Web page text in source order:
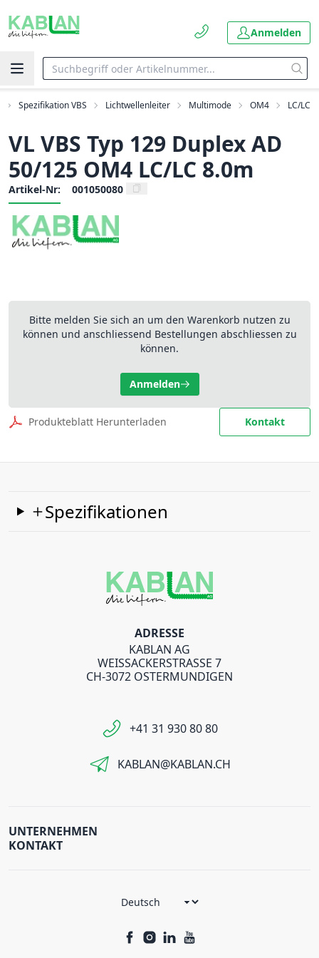
Anmelden
Spezifikation VBS Lichtwellenleiter Multimode OM4 LC/LC
VL VBS Typ 129 Duplex AD
50/125 OM4 LC/LC 8.0m
Artikel-Nr: 001050080
Bitte melden Sie sich an um den Warenkorb nutzen zu
können und anschliessend Bestellungen abschliessen zu
können.
Anmelden
Produkteblatt Herunterladen Kontakt
Spezifikationen
ADRESSE
KABLAN AG
WEISSACKERSTRASSE 7
CH-3072 OSTERMUNDIGEN
+41 31 930 80 80
KABLAN@KABLAN.CH
UNTERNEHMEN
KONTAKT